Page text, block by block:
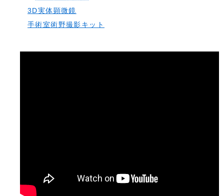
3D実体顕微鏡
手術室術野撮影キット